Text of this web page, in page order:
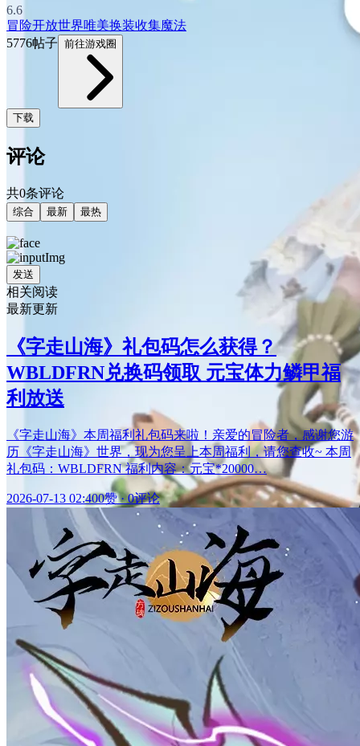
6.6
冒险开放世界唯美换装收集魔法
5776帖子 前往游戏圈
下载
评论
共0条评论
综合 最新 最热
发送
相关阅读
最新更新
《字走山海》礼包码怎么获得？
WBLDFRN兑换码领取 元宝体力鳞甲福
利放送
《字走山海》本周福利礼包码来啦！亲爱的冒险者，感谢您游
历《字走山海》世界，现为您呈上本周福利，请您查收~ 本周
礼包码：WBLDFRN 福利内容：元宝*20000…
2026-07-13 02:400赞·0评论